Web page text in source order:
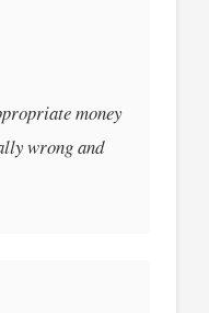
money
wrong and